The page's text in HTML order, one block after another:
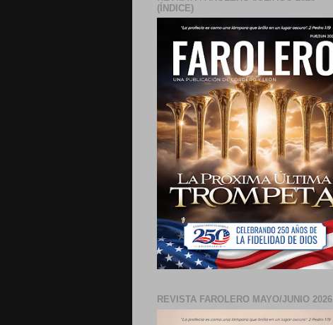
(ÍNDICE)
REVISTA FAROLERO MAYO/JUNIO 2026